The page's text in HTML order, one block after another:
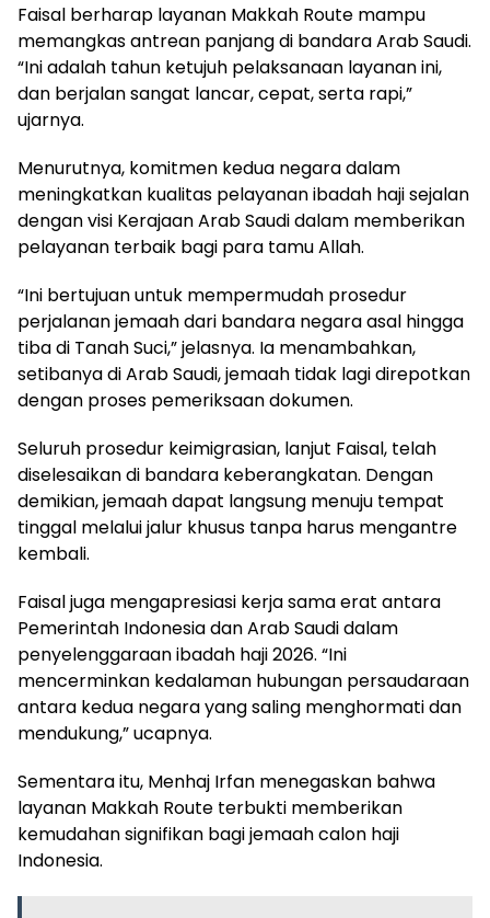
Faisal berharap layanan Makkah Route mampu
memangkas antrean panjang di bandara Arab Saudi.
“Ini adalah tahun ketujuh pelaksanaan layanan ini,
dan berjalan sangat lancar, cepat, serta rapi,”
ujarnya.
Menurutnya, komitmen kedua negara dalam
meningkatkan kualitas pelayanan ibadah haji sejalan
dengan visi Kerajaan Arab Saudi dalam memberikan
pelayanan terbaik bagi para tamu Allah.
“Ini bertujuan untuk mempermudah prosedur
perjalanan jemaah dari bandara negara asal hingga
tiba di Tanah Suci,” jelasnya. Ia menambahkan,
setibanya di Arab Saudi, jemaah tidak lagi direpotkan
dengan proses pemeriksaan dokumen.
Seluruh prosedur keimigrasian, lanjut Faisal, telah
diselesaikan di bandara keberangkatan. Dengan
demikian, jemaah dapat langsung menuju tempat
tinggal melalui jalur khusus tanpa harus mengantre
kembali.
Faisal juga mengapresiasi kerja sama erat antara
Pemerintah Indonesia dan Arab Saudi dalam
penyelenggaraan ibadah haji 2026. “Ini
mencerminkan kedalaman hubungan persaudaraan
antara kedua negara yang saling menghormati dan
mendukung,” ucapnya.
Sementara itu, Menhaj Irfan menegaskan bahwa
layanan Makkah Route terbukti memberikan
kemudahan signifikan bagi jemaah calon haji
Indonesia.